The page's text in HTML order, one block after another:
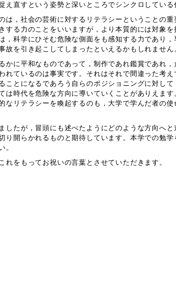
え直すという姿勢と深いところでシンクロしている
，社会の芸術に対するリテラシーということの重
する力のことをいいますが，より本質的には対象
，科学にひそむ危険な側面をも感知する力であり
故を引き起こしてしまったといえるかもしれません
に平和なものであって，制作であれ鑑賞であれ，
れているのは事実です。それはそれで間違った考え
ことになるであろう自らのポジショニングに対し
は時代を危険な方向に導いていくことがありえま
なリテラシーを喚起するのも，大学で学んだ者の使
したが，冒頭にも述べたようにどのような方向へと
り開らかれるものと期待しています。本学での勉
。
れをもってお祝いの言葉とさせていただきます。
都市立芸術